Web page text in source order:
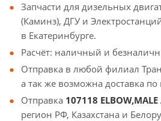
Запчасти для дизельных
(Каминз), ДГУ и
в Екатеринбурге.
Расчёт: наличный и
Отправка в любой филиал
а так же возможна доставка по
Отправка 107118 ELBOW,MALE
регион РФ, Казахстана и